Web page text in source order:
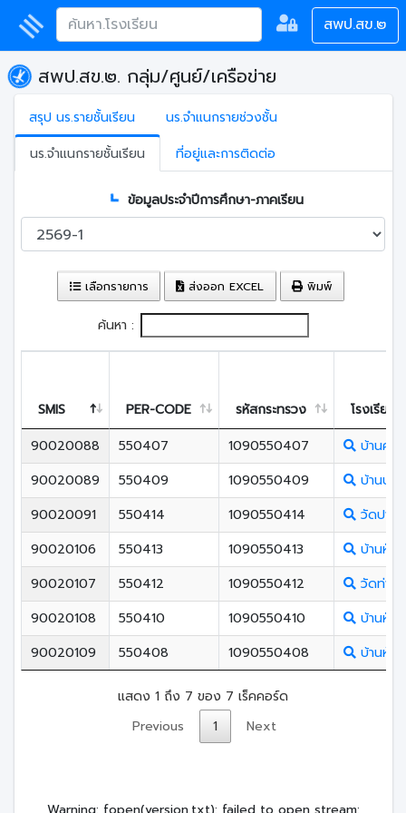
สพป.สข.๒
สพป.สข.๒. กลุ่ม/ศูนย์/เครือข่าย
สรุป นร.รายชั้นเรียน
นร.จำแนกรายช่วงชั้น
นร.จำแนกรายชั้นเรียน
ที่อยู่และการติดต่อ
ข้อมูลประจำปีการศึกษา-ภาคเรียน
เลือกรายการ ส่งออก EXCEL พิมพ์
ค้นหา :
SMIS PER-CODE รหัสกระทรวง
โรงเรียน
90020088
550407 1090550407
บ้านคว
90020089
550409 1090550409
บ้านบ่อ
90020091
550414 1090550414
วัดปาก
90020106
550413 1090550413
บ้านหัวไ
90020107
550412 1090550412
วัดท่าหยี
90020108
550410 1090550410
บ้านหัว
90020109
550408 1090550408 บ้านห้ว
แสดง 1 ถึง 7 ของ 7 เร็คคอร์ด
Previous
1 Next